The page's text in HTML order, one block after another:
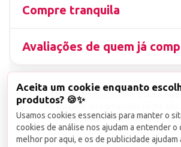
Compre tranquila
Avaliações de quem já
▤ CNPJ13.851.519/0001-25
de imagens ou conteúdos deste site
viola a Lei de Direitos Autorais nº
Infrações serão denunciadas diretamente ao
Aceita um cookie enquanto
produtos? 🍪✨
Usamos cookies essenciais para manter o
cookies de análise nos ajudam a entender o
melhor por aqui, e os de publicidade ajudam